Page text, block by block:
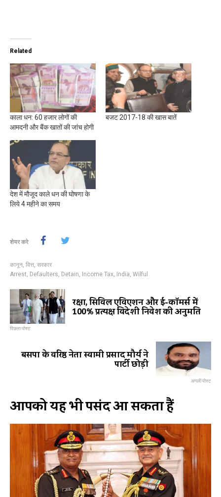
Related
काला धन: 60 हजार लोगों की
आमदनी और बैंक खातों की जांच होगी
बजट 2017-18 की खास बातें
देश में मौजूद काले धन की घोषणा के
लिये 4 महीने का समय
शेयर करे
कानून, वित्त, सरकार
Arrest, Defaulters, Detain, Income Tax, India, Wilful
रक्षा, सिविल एविएशन और ई-कॉमर्स में
100% प्रत्यक्ष विदेशी निवेश की अनुमति
पिछला पोस्ट
बसपा के वरिष्ठ नेता स्वामी प्रसाद मौर्य ने
पार्टी छोड़ी
अगली पोस्ट
आपको यह भी पसंद आ सकता हैं